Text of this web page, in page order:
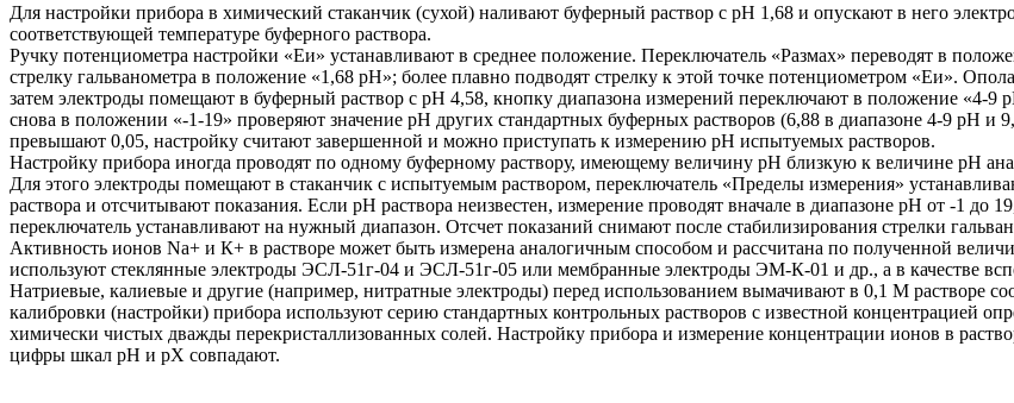
Для настройки прибора в химический стаканчик (сухой) наливают буферный раствор с рН 1,68 и опускают в него
соответствующей температуре буферного раствора.
Ручку потенциометра настройки «Еи» устанавливают в среднее положение. Переключатель «Размах» переводят в
стрелку гальванометра в положение «1,68 рН»; более плавно подводят стрелку к этой точке потенциометром «Еи».
затем электроды помещают в буферный раствор с рН 4,58, кнопку диапазона измерений переключают в положение «4-
снова в положении «-1-19» проверяют значение рН других стандартных буферных растворов (6,88 в диапазоне 4-9 рН и
превышают 0,05, настройку считают завершенной и можно приступать к измерению рН испытуемых растворов.
Настройку прибора иногда проводят по одному буферному раствору, имеющему величину рН близкую к величине рН
Для этого электроды помещают в стаканчик с испытуемым раствором, переключатель «Пределы измерения»
раствора и отсчитывают показания. Если рН раствора неизвестен, измерение проводят вначале в диапазоне рН от -1 до
переключатель устанавливают на нужный диапазон. Отсчет показаний снимают после стабилизирования стрелки
Активность ионов Na+ и К+ в растворе может быть измерена аналогичным способом и рассчитана по полученной
используют стеклянные электроды ЭСЛ-51г-04 и ЭСЛ-51г-05 или мембранные электроды ЭМ-К-01 и др., а в качестве
Натриевые, калиевые и другие (например, нитратные электроды) перед использованием вымачивают в 0,1 М растворе
калибровки (настройки) прибора используют серию стандартных контрольных растворов с известной концентрацией
химически чистых дважды перекристаллизованных солей. Настройку прибора и измерение концентрации ионов в
цифры шкал рН и рХ совпадают.